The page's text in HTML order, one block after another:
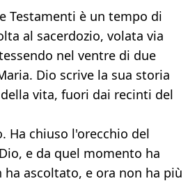
Testamenti è un tempo di
al sacerdozio, volata via
nel ventre di due
Dio scrive la sua storia
vita, fuori dai recinti del
Ha chiuso l'orecchio del
e da quel momento ha
ha ascoltato, e ora non ha più